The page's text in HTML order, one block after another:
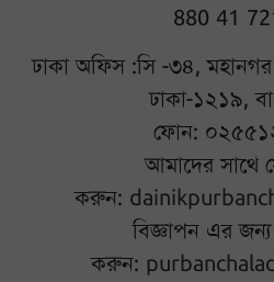
880 41
ঢাকা অফিস :সি -৩৪, মহানগর
ঢাকা-১২১৯,
ফোন:
আমাদের সাথে
করুন:
বিজ্ঞাপন এর
করুন: